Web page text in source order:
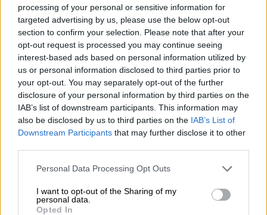
processing of your personal or sensitive information for
targeted advertising by us, please use the below opt-out
section to confirm your selection. Please note that after your
opt-out request is processed you may continue seeing
interest-based ads based on personal information utilized by
us or personal information disclosed to third parties prior to
your opt-out. You may separately opt-out of the further
disclosure of your personal information by third parties on the
IAB’s list of downstream participants. This information may
also be disclosed by us to third parties on the IAB’s List of
Downstream Participants that may further disclose it to other
Personal Data Processing Opt Outs
I want to opt-out of the Sharing of my
personal data.
Opted In
Darias destaca el papel de las
de vacunación